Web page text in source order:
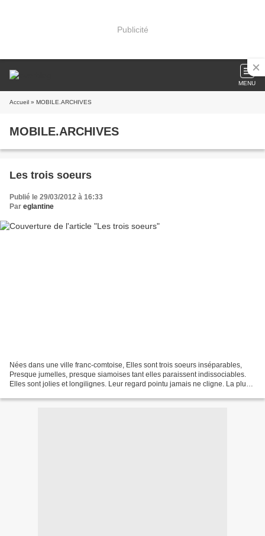
Publicité
MENU
Accueil » MOBILE.ARCHIVES
MOBILE.ARCHIVES
Les trois soeurs
Publié le 29/03/2012 à 16:33
Par eglantine
Nées dans une ville franc-comtoise, Elles sont trois soeurs inséparables,
Presque jumelles, presque siamoises tant elles paraissent indissociables.
Elles sont jolies et longilignes. Leur regard pointu jamais ne cligne. La plus